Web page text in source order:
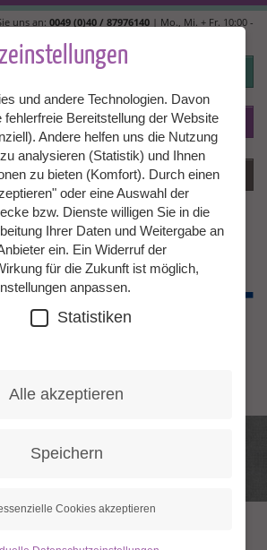
uns an: 0049 (0)40 / 87976140 | Mo., Mi. + Fr. 10:00 -
DE
Menü
Aupair |
und andere Technologien. Davon
fehlerfreie Bereitstellung der Website
Andere helfen uns die Nutzung
analysieren (Statistik) und Ihnen
zu bieten (Komfort). Durch einen
oder eine Auswahl der
bzw. Dienste willigen Sie in die
Ihrer Daten und Weitergabe an
ein. Ein Widerruf der
für die Zukunft ist möglich,
anpassen.
Statistiken
Alle akzeptieren
Speichern
Cookies akzeptieren